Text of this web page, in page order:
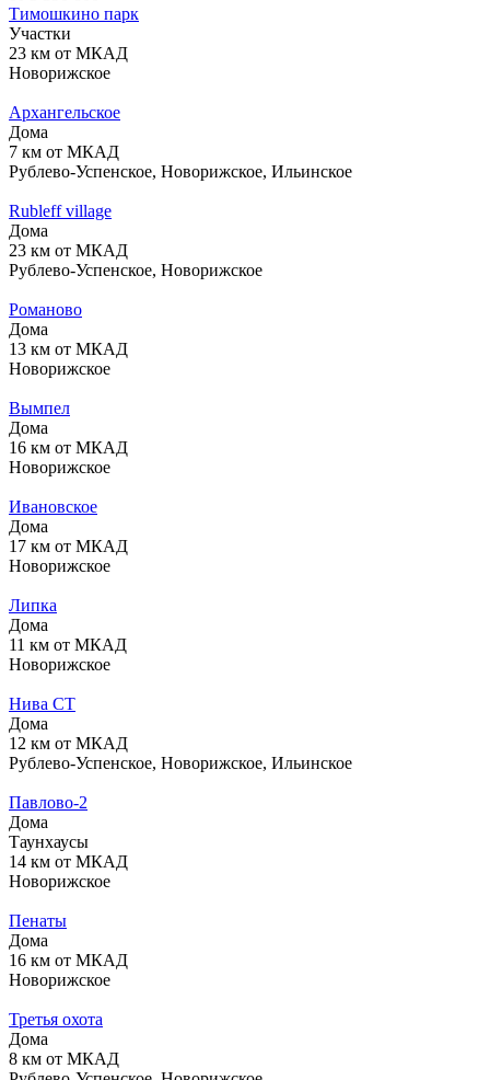
Тимошкино парк
Участки
23 км от МКАД
Новорижское
Архангельское
Дома
7 км от МКАД
Рублево-Успенское, Новорижское, Ильинское
Rubleff village
Дома
23 км от МКАД
Рублево-Успенское, Новорижское
Романово
Дома
13 км от МКАД
Новорижское
Вымпел
Дома
16 км от МКАД
Новорижское
Ивановское
Дома
17 км от МКАД
Новорижское
Липка
Дома
11 км от МКАД
Новорижское
Нива СТ
Дома
12 км от МКАД
Рублево-Успенское, Новорижское, Ильинское
Павлово-2
Дома
Таунхаусы
14 км от МКАД
Новорижское
Пенаты
Дома
16 км от МКАД
Новорижское
Третья охота
Дома
8 км от МКАД